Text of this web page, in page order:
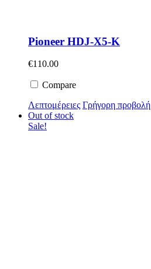
Pioneer HDJ-X5-K
€110.00
Compare
Λεπτομέρειες Γρήγορη προβολή
Out of stock
Sale!